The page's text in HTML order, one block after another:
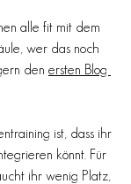
alle fit mit dem
wer das noch
den ersten Blog
ist, dass ihr
könnt. Für
ihr wenig Platz,